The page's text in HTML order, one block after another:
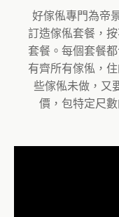
好傢俬專門為帝
訂造傢俬套餐，
套餐。每個套餐
有齊所有傢俬，
些傢俬未做，又
價，包特定尺